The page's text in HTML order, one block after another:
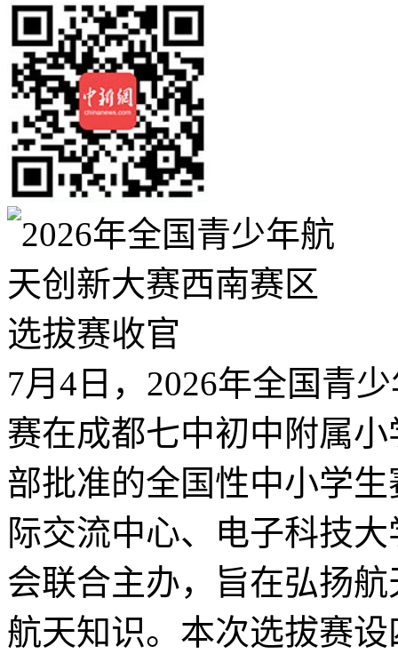
7月4日，2026年全国青
赛在成都七中初中附属
部批准的全国性中小学
际交流中心、电子科技
会联合主办，旨在弘扬
航天知识。本次选拔赛